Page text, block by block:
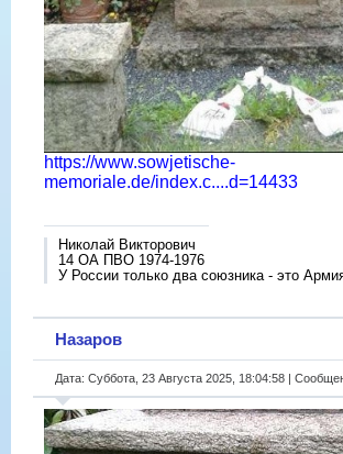
https://www.sowjetische-
memoriale.de/index.c....d=14433
Николай Викторович
14 ОА ПВО 1974-1976
У России только два союзника - это
Назаров
Дата: Суббота, 23 Августа 2025, 18:04:58 |